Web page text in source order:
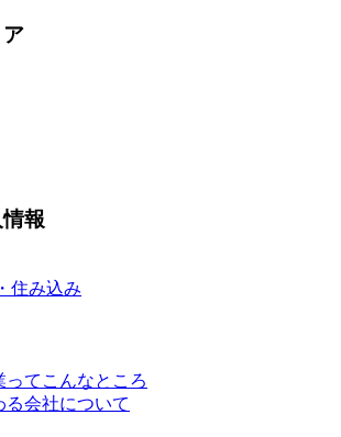
報
住み込み
ってこんなところ
る会社について